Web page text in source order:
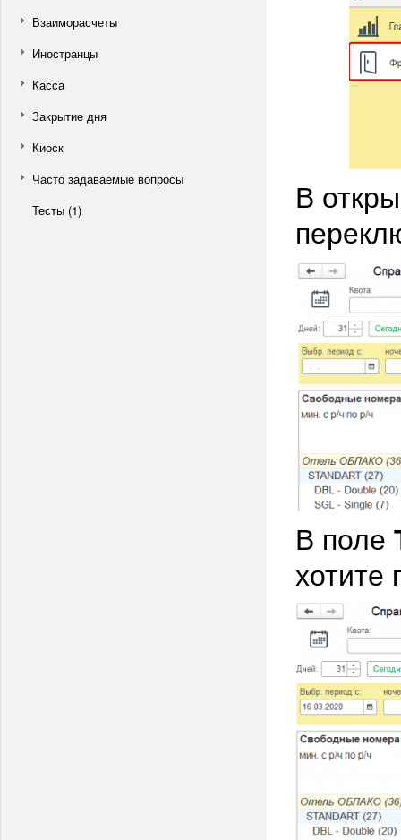
Взаиморасчеты
Иностранцы
Касса
Закрытие дня
Киоск
Часто задаваемые вопросы
Тесты (1)
В
В поле
хотите